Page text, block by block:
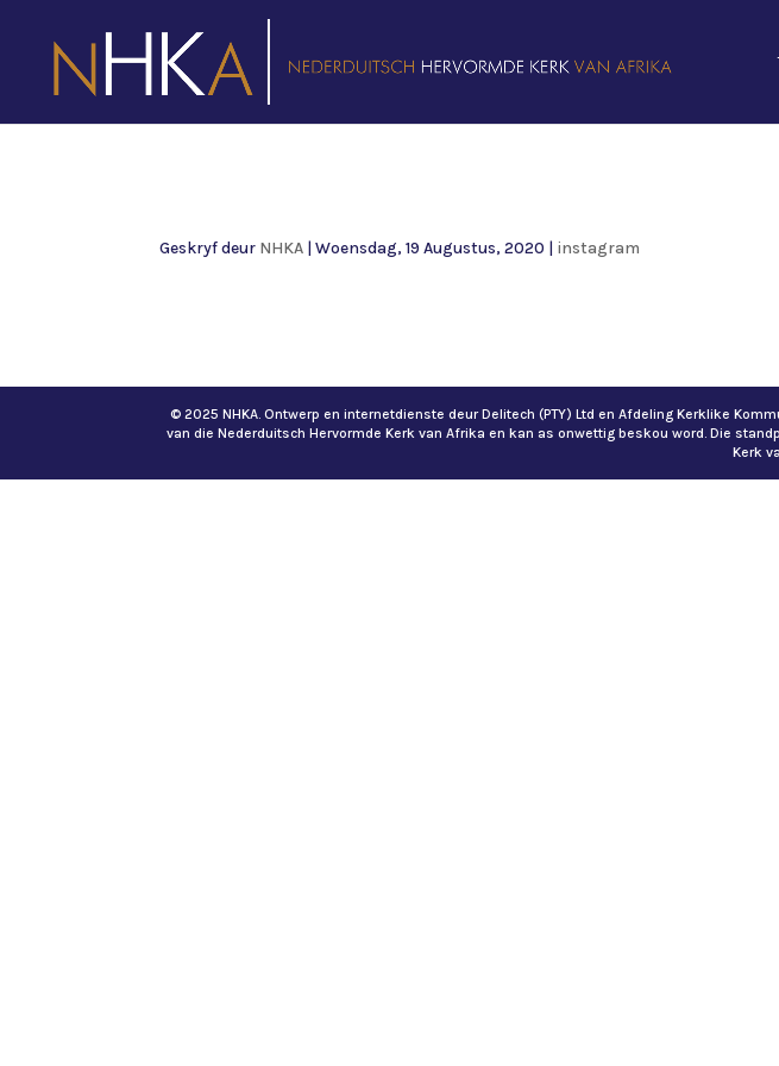
Geskryf deur NHKA |Woensdag, 19 Augustus, 2020 | instagram
© 2025 NHKA. Ontwerp en internetdienste deur Delitech (PTY) Ltd en Afdeling Kerklike
van die Nederduitsch Hervormde Kerk van Afrika en kan as onwettig beskou word. Die
Kerk